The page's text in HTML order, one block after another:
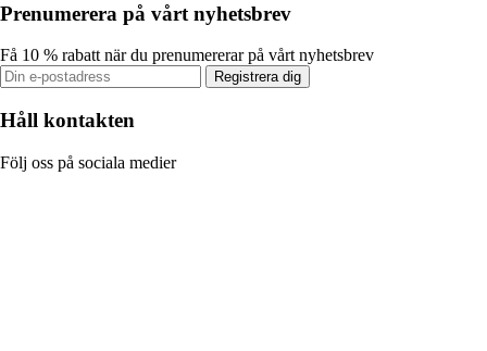
Prenumerera på vårt nyhetsbrev
Få 10 % rabatt när du prenumererar på vårt nyhetsbrev
Registrera dig
Håll kontakten
Följ oss på sociala medier